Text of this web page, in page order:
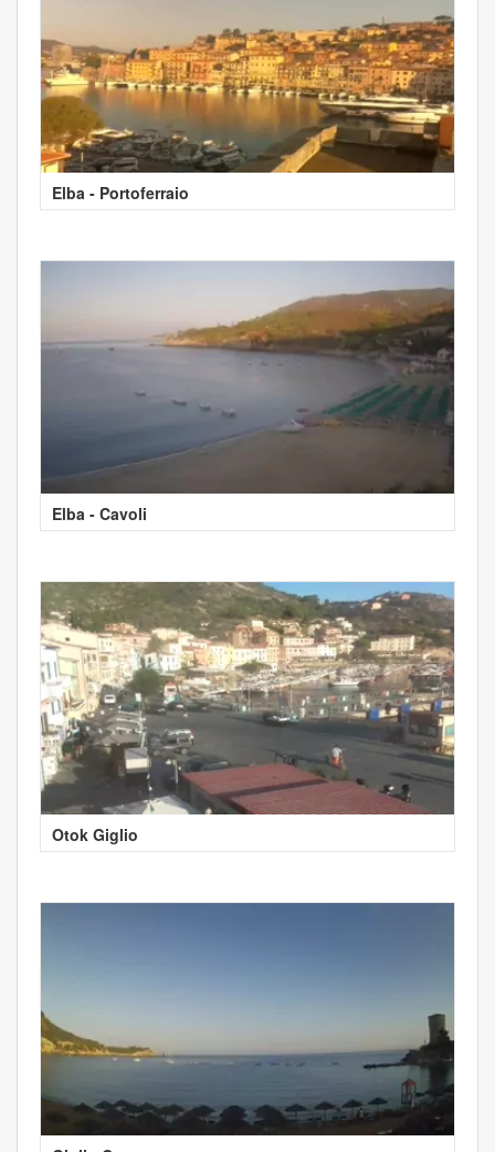
Elba - Portoferraio
Elba - Cavoli
Otok Giglio